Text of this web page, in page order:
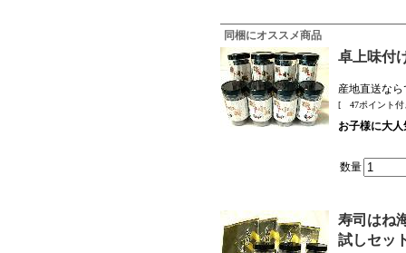
同梱にオススメ商品
卓上味付
産地直送な
[ 47ポイント付
お子様に大人
数量
寿司はね
試しセッ